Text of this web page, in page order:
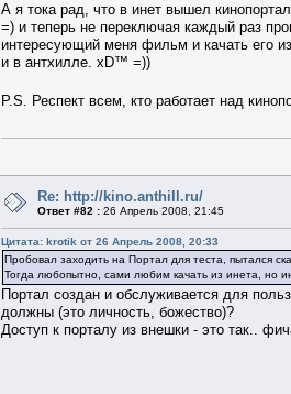
А я тока рад, что в инет вышел
=) и теперь не переключая каждый раз
интересующий меня фильм и качать его
и в антхилле. xD™ =))
P.S. Респект всем, кто работает над
Re: http://kino.anthill.ru/
Ответ #82 : 26 Апрель 2008, 21:45
Цитата: krotik от 26 Апрель 2008, 20:33
Пробовал заходить на Портал для теста, пытался
Тогда любопытно, сами любим качать из инета, но
Портал создан и обслуживается для
должны (это личность, божество)?
Доступ к порталу из внешки - это так..